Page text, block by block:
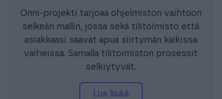
Onni-projekti tarjoaa ohjelmiston vaihtoon
selkeän mallin, jossa sekä tilitoimisto että
asiakkaasi saavat apua siirtymän kaikissa
vaiheissa. Samalla tilitoimiston prosessit
selkiytyvät.
lue lisää